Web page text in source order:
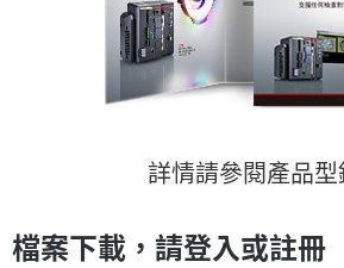
詳情請參閱產品型
檔案下載，請登入或註冊